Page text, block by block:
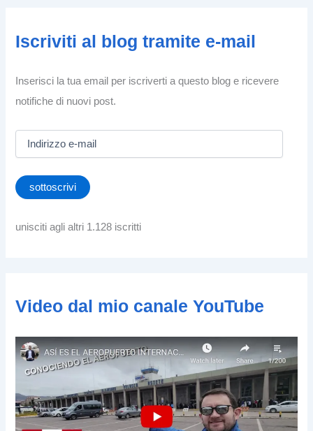
Iscriviti al blog tramite e-mail
Inserisci la tua email per iscriverti a questo blog e ricevere
notifiche di nuovi post.
i
r
z
a
sottoscrivi
unisciti agli altri 1.128 iscritti
Video dal mio canale YouTube